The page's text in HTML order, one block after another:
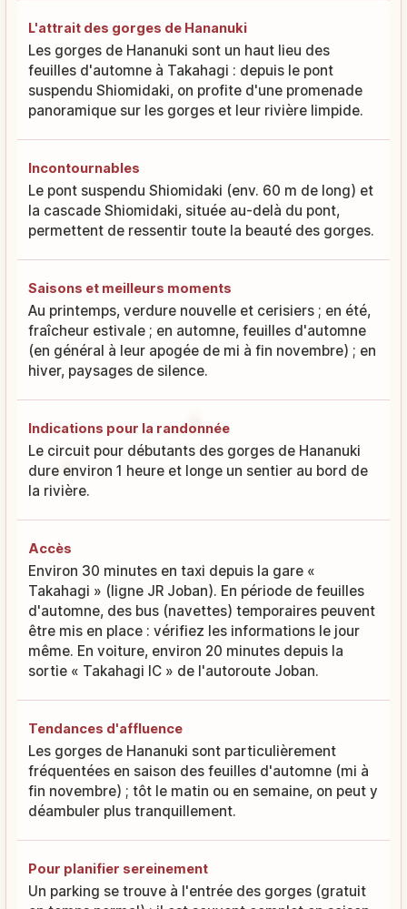
L'attrait des gorges de Hananuki
Les gorges de Hananuki sont un haut lieu des
feuilles d'automne à Takahagi : depuis le pont
suspendu Shiomidaki, on profite d'une promenade
panoramique sur les gorges et leur rivière limpide.
Incontournables
Le pont suspendu Shiomidaki (env. 60 m de long) et
la cascade Shiomidaki, située au-delà du pont,
permettent de ressentir toute la beauté des gorges.
Saisons et meilleurs moments
Au printemps, verdure nouvelle et cerisiers ; en été,
fraîcheur estivale ; en automne, feuilles d'automne
(en général à leur apogée de mi à fin novembre) ; en
hiver, paysages de silence.
Indications pour la randonnée
Le circuit pour débutants des gorges de Hananuki
dure environ 1 heure et longe un sentier au bord de
la rivière.
Accès
Environ 30 minutes en taxi depuis la gare «
Takahagi » (ligne JR Joban). En période de feuilles
d'automne, des bus (navettes) temporaires peuvent
être mis en place : vérifiez les informations le jour
même. En voiture, environ 20 minutes depuis la
sortie « Takahagi IC » de l'autoroute Joban.
Tendances d'affluence
Les gorges de Hananuki sont particulièrement
fréquentées en saison des feuilles d'automne (mi à
fin novembre) ; tôt le matin ou en semaine, on peut y
déambuler plus tranquillement.
Pour planifier sereinement
Un parking se trouve à l'entrée des gorges (gratuit